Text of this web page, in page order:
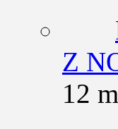
Z
12